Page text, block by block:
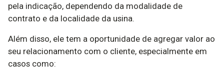
pela indicação, dependendo da modalidade de
contrato e da localidade da usina.
Além disso, ele tem a oportunidade de agregar valor ao
seu relacionamento com o cliente, especialmente em
casos como: